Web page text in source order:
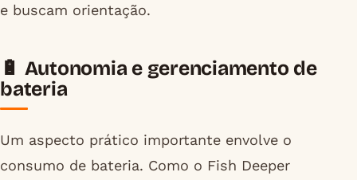
e buscam orientação.
🔋 Autonomia e gerenciamento de
bateria
Um aspecto prático importante envolve o
consumo de bateria. Como o Fish Deeper